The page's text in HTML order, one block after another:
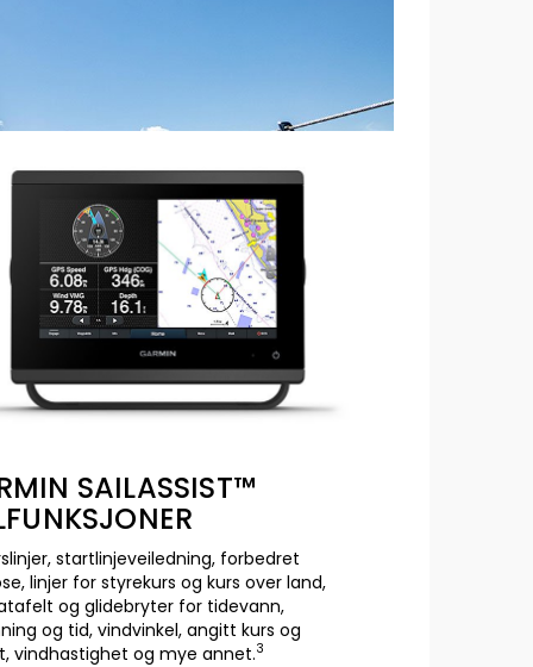
SAILASSIST™
startlinjeveiledning, forbedret
linjer for styrekurs og kurs over land,
og glidebryter for tidevann,
og tid, vindvinkel, angitt kurs og
vindhastighet og mye annet.3